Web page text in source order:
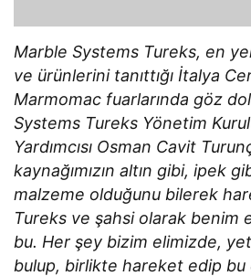
Marble Systems Tureks, en
ve ürünlerini tanıttığı İtalya
Marmomac fuarlarında göz
Systems Tureks Yönetim
Yardımcısı Osman Cavit
kaynağımızın altın gibi, ipek
malzeme olduğunu bilerek
Tureks ve şahsi olarak benim
bu. Her şey bizim elimizde,
bulup, birlikte hareket edip bu